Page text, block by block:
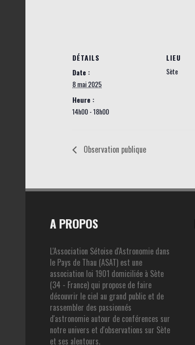
DÉTAILS
Date :
8 mai 2025
Heure :
14h00 - 18h00
LIEU
Sète
Observation publique
A PROPOS
L'Association Sétoise d'Astronomie dans
le Pays de Thau (ASAT) est une
association loi 1901 domiciliée à Sète
(34 - France) qui propose de faire
découvrir le ciel au grand public et de
rassembler des passionnés
d'astronomie autour de conférences sur
notre univers et d'observations sur Sète
et ses alentours.